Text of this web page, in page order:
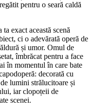
pentru o seară caldă
exact această scenă
ci o adevărată operă de
și umor. Omul de
îmbrăcat pentru a face
în momentul în care bate
decorată cu
lumini strălucitoare și
iar clopoțeii de
scenei.